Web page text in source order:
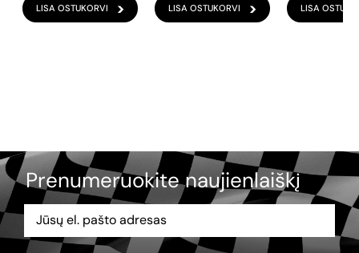
LISA OSTUKORVI LISA OSTUKORVI LISA
Prenumeruokite naujienlaiškį